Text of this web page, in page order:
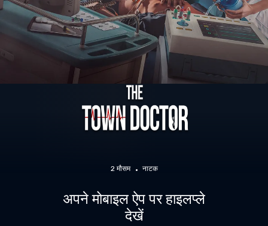
2 मौसम नाटक
अपने मोबाइल ऐप पर हाइलप्ले
देखें